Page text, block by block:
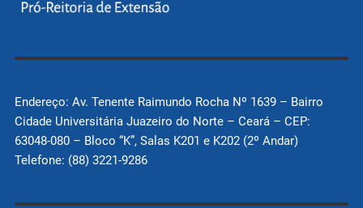
Endereço: Av. Tenente Raimundo Rocha Nº 1639 – Bairro
Cidade Universitária Juazeiro do Norte – Ceará – CEP:
63048-080 – Bloco “K”, Salas K201 e K202 (2º Andar)
Telefone: (88) 3221-9286